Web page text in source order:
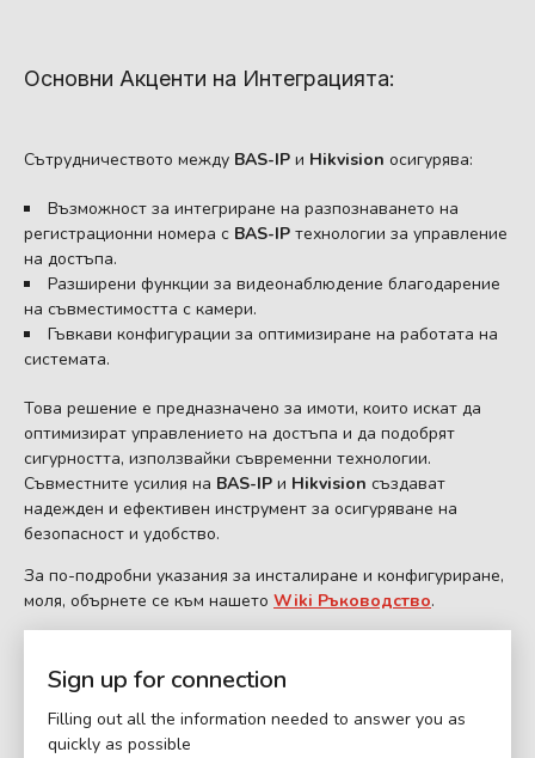
Основни Акценти на Интеграцията:
Сътрудничеството между BAS-IP и Hikvision осигурява:
Възможност за интегриране на разпознаването на
регистрационни номера с BAS-IP технологии за управление
на достъпа.
Разширени функции за видеонаблюдение благодарение
на съвместимостта с камери.
Гъвкави конфигурации за оптимизиране на работата на
системата.
Това решение е предназначено за имоти, които искат да
оптимизират управлението на достъпа и да подобрят
сигурността, използвайки съвременни технологии.
Съвместните усилия на BAS-IP и Hikvision създават
надежден и ефективен инструмент за осигуряване на
безопасност и удобство.
За по-подробни указания за инсталиране и конфигуриране,
моля, обърнете се към нашето Wiki Ръководство.
Sign up for connection
Filling out all the information needed to answer you as
quickly as possible